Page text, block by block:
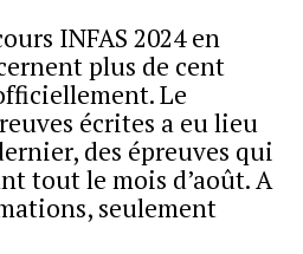
INFAS 2024 en
plus de cent
Le
écrites a eu lieu
des épreuves qui
tout le mois d’août. A
seulement